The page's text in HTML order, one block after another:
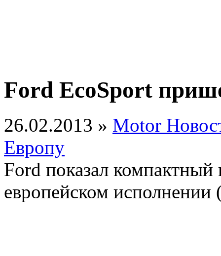
Ford EcoSport
26.02.2013 » Motor
Европу
Ford показал компактный
европейском исполнении